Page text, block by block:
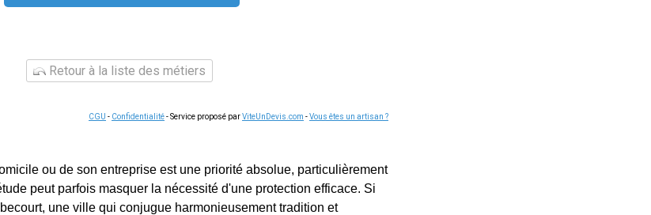
Retour à la liste des métiers
CGU - Confidentialité- Service proposé parViteUnDevis.com -Vous êtes un artisan ?
ou de son entreprise est une priorité absolue, particulièrement
peut parfois masquer la nécessité d'une protection efficace. Si
une ville qui conjugue harmonieusement tradition et